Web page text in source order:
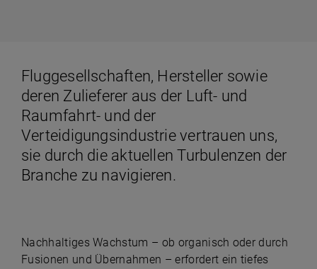
Fluggesellschaften, Hersteller sowie
deren Zulieferer aus der Luft- und
Raumfahrt- und der
Verteidigungsindustrie vertrauen uns,
sie durch die aktuellen Turbulenzen der
Branche zu navigieren.
Nachhaltiges Wachstum – ob organisch oder durch
Fusionen und Übernahmen – erfordert ein tiefes